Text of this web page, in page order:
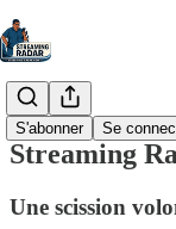
S'abonner Se
Streaming
Une scission